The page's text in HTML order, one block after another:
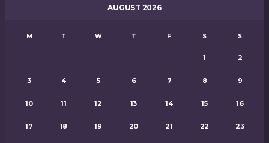
AUGUST 2026
M T W T F S S
1 2
3 4 5 6 7 8 9
10 11 12 13 14 15 16
17 18 19 20 21 22 23